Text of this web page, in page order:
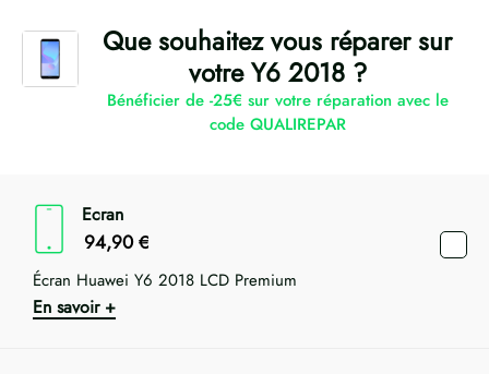
Que souhaitez vous réparer sur
votre Y6 2018 ?
Bénéficier de -25€ sur votre réparation avec le
code QUALIREPAR
Ecran
94,90 €
Écran Huawei Y6 2018 LCD Premium
En savoir +